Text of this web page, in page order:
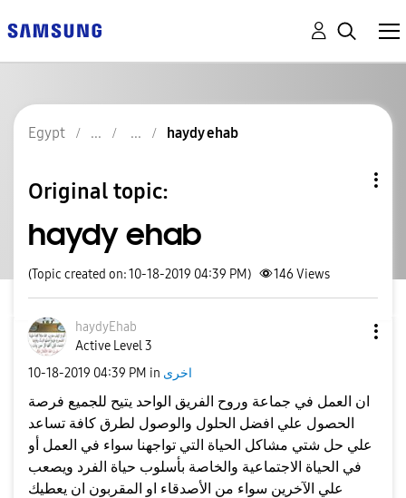
Egypt haydy ehab
Original topic:
haydy ehab
(Topic created on: 10-18-2019 04:39 PM) 146 Views
haydyEhab
Active Level 3
‎10-18-2019 04:39 PM in اخرى
ان العمل في جماعة وروح الفريق الواحد يتيح للجميع فرصة
الحصول علي افضل الحلول والوصول لطرق كافة تساعد
علي حل شتي مشاكل الحياة التي تواجهنا سواء في العمل أو
في الحياة الاجتماعية والخاصة بأسلوب حياة الفرد ويصعب
علي الآخرين سواء من الأصدقاء او المقربون ان يعطيك